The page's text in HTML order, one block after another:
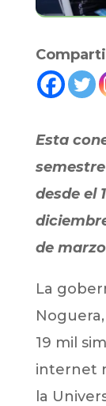
Esta
desde el
de marzo
La
19 mil
internet
la